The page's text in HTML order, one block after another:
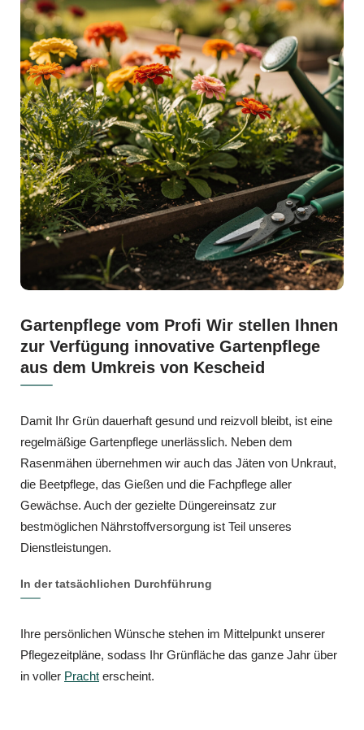
Gartenpflege vom Profi Wir stellen Ihnen
zur Verfügung innovative Gartenpflege
aus dem Umkreis von Kescheid
Damit Ihr Grün dauerhaft gesund und reizvoll bleibt, ist eine
regelmäßige Gartenpflege unerlässlich. Neben dem
Rasenmähen übernehmen wir auch das Jäten von Unkraut,
die Beetpflege, das Gießen und die Fachpflege aller
Gewächse. Auch der gezielte Düngereinsatz zur
bestmöglichen Nährstoffversorgung ist Teil unseres
Dienstleistungen.
In der tatsächlichen Durchführung
Ihre persönlichen Wünsche stehen im Mittelpunkt unserer
Pflegezeitpläne, sodass Ihr Grünfläche das ganze Jahr über
in voller Pracht erscheint.